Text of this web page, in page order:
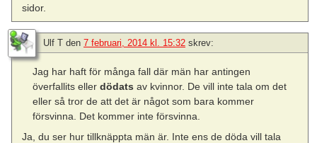
sidor.
Ulf T den 7 februari, 2014 kl. 15:32 skrev:
Jag har haft för många fall där män har antingen
överfallits eller dödats av kvinnor. De vill inte tala om det
eller så tror de att det är något som bara kommer
försvinna. Det kommer inte försvinna.
Ja, du ser hur tillknäppta män är. Inte ens de döda vill tala